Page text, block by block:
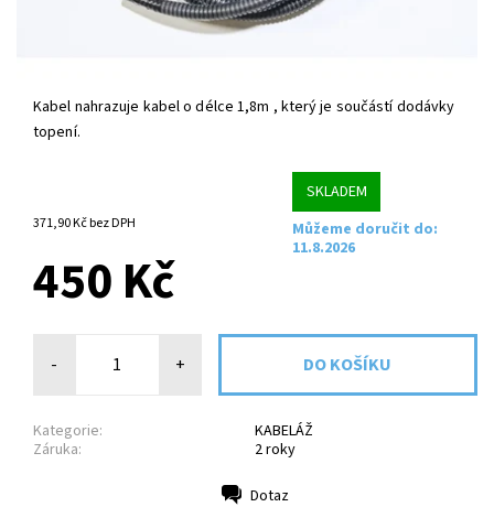
Kabel nahrazuje kabel o délce 1,8m , který je součástí dodávky
topení.
371,90 Kč bez DPH
SKLADEM
Můžeme doručit do:
11.8.2026
450 Kč
- +
Kategorie:
KABELÁŽ
Záruka:
2 roky
Dotaz